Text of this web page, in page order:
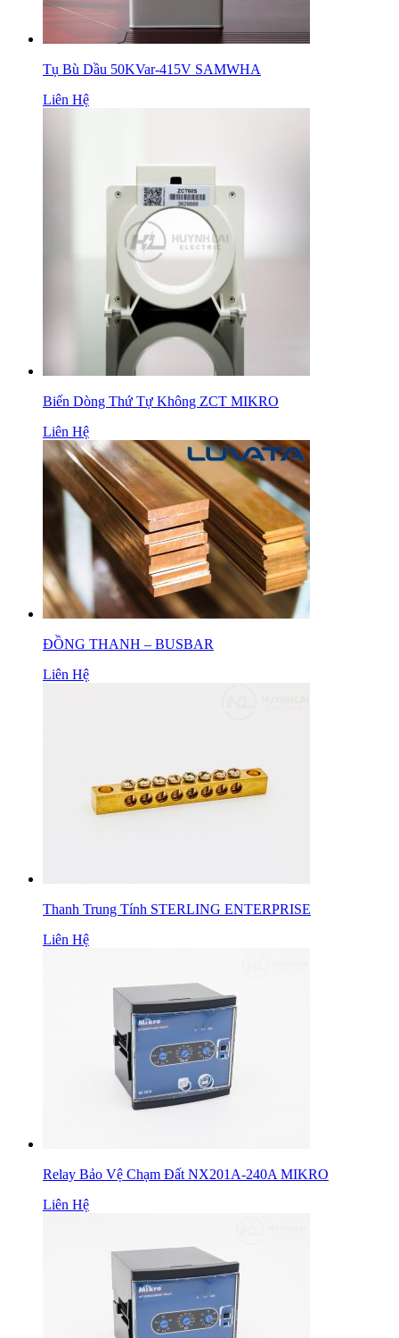
Tụ Bù Dầu 50KVar-415V SAMWHA
Liên Hệ
Biến Dòng Thứ Tự Không ZCT MIKRO
Liên Hệ
ĐỒNG THANH – BUSBAR
Liên Hệ
Thanh Trung Tính STERLING ENTERPRISE
Liên Hệ
Relay Bảo Vệ Chạm Đất NX201A-240A MIKRO
Liên Hệ